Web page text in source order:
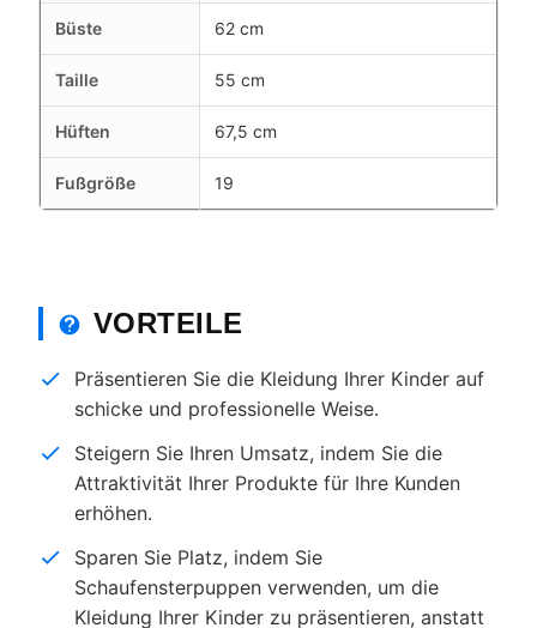
Büste 62 cm
Taille 55 cm
Hüften 67,5 cm
Fußgröße 19
VORTEILE
Präsentieren Sie die Kleidung Ihrer Kinder auf
schicke und professionelle Weise.
Steigern Sie Ihren Umsatz, indem Sie die
Attraktivität Ihrer Produkte für Ihre Kunden
erhöhen.
Sparen Sie Platz, indem Sie
Schaufensterpuppen verwenden, um die
Kleidung Ihrer Kinder zu präsentieren, anstatt